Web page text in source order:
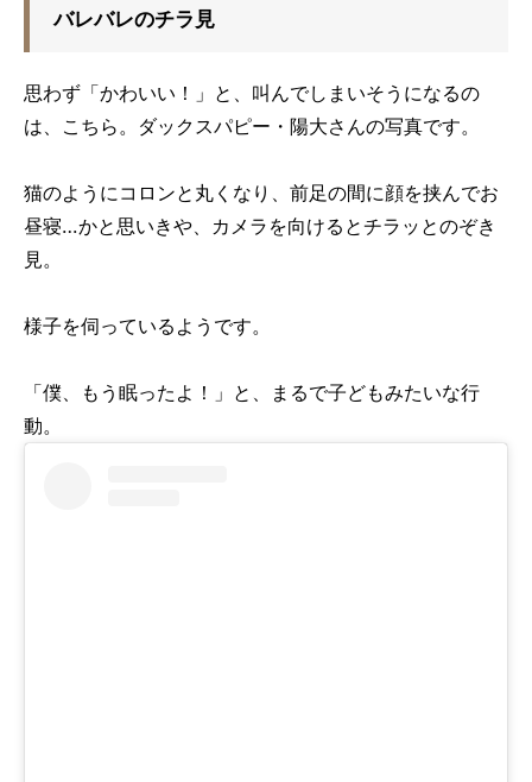
バレバレのチラ見
思わず「かわいい！」と、叫んでしまいそうになるの
は、こちら。ダックスパピー・陽大さんの写真です。
猫のようにコロンと丸くなり、前足の間に顔を挟んでお
昼寝…かと思いきや、カメラを向けるとチラッとのぞき
見。
様子を伺っているようです。
「僕、もう眠ったよ！」と、まるで子どもみたいな行
動。